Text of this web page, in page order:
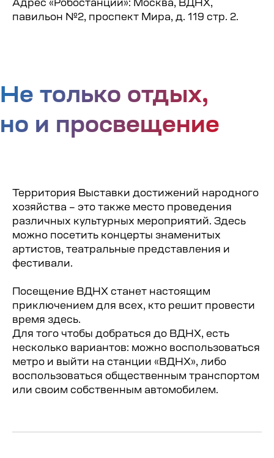
Адрес «Робостанции»: Москва, ВДНХ,
павильон №2, проспект Мира, д. 119 стр. 2.
Территория Выставки достижений народного
хозяйства – это также место проведения
различных культурных мероприятий. Здесь
можно посетить концерты знаменитых
артистов, театральные представления и
фестивали.
Посещение ВДНХ станет настоящим
приключением для всех, кто решит провести
время здесь.
Для того чтобы добраться до ВДНХ, есть
несколько вариантов: можно воспользоваться
метро и выйти на станции «ВДНХ», либо
воспользоваться общественным транспортом
или своим собственным автомобилем.